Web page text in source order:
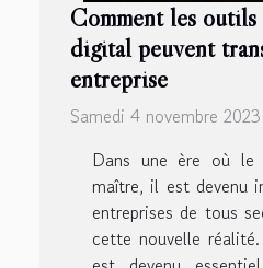
Comment les
digital peuvent
entreprise
Samedi 4 novembre
Dans une ère où le
maître, il est devenu
entreprises de tous
cette nouvelle